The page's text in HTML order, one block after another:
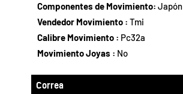
Componentes de Movimiento:Japón
Vendedor Movimiento :Tmi
Calibre Movimiento : Pc32a
Movimiento Joyas : No
Correa